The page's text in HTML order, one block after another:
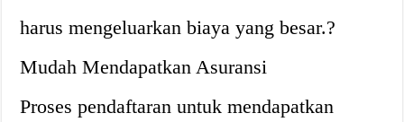
harus mengeluarkan biaya yang besar.?
Mudah Mendapatkan Asuransi
Proses pendaftaran untuk mendapatkan